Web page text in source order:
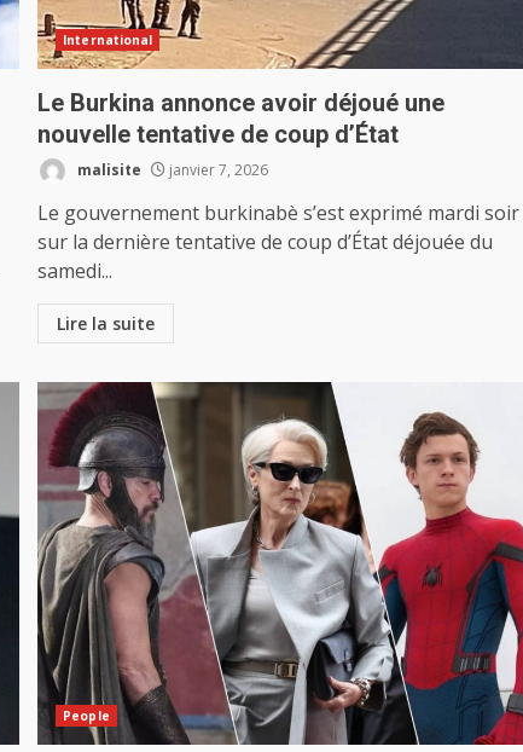
International
Le Burkina annonce avoir déjoué une
nouvelle tentative de coup d’État
malisite janvier 7, 2026
Le gouvernement burkinabè s’est exprimé mardi soir
sur la dernière tentative de coup d’État déjouée du
samedi...
Lire la suite
People